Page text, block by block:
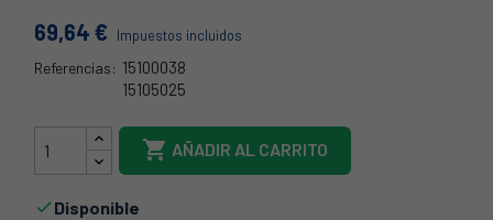
69,64 € Impuestos incluidos
Referencias: 15100038
15105025
 AÑADIR AL CARRITO
Disponible